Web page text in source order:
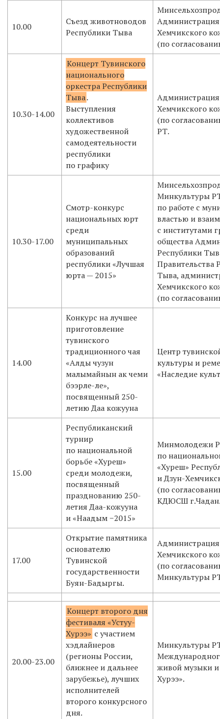
10.00
Съезд животноводов
Республики Тыва
Хемчикского
(по
10.30-14.00
Концерт Тувинского
национального
оркестра Республики
Тыва.
Выступления
коллективов
художественной
самодеятельности
республики
по графику
Хемчикского
(по
РТ.
10.30-17.00
Смотр-конкурс
национальных юрт
среди
муниципальных
образований
республики «Лучшая
юрта — 2015»
Минкультуры
по работе с
властью и
с институтами
общества
Республики
Правительства
Тыва,
Хемчикского
(по
14.00
Конкурс на лучшее
приготовление
тувинского
традиционного чая
«Алды чузун
малымайнын ак чеми
бээрле-ле»,
посвященный 250-
летию Даа кожууна
Центр
культуры и
«Наследие
15.00
Республиканский
турнир
по национальной
борьбе «Хуреш»
среди молодежи,
посвященный
празднованию 250-
летия Даа-кожууна
и «Наадым −2015»
Минмолодежи
по
«Хуреш»
и Дзун-
(по
КДЮСШ
17.00
Открытие памятника
основателю
Тувинской
государственности
Буян-Бадыргы.
Хемчикского
(по
Минкультуры
20.00-23.00
Концерт второго дня
фестиваля «Устуу-
Хурээ» с участием
хэдлайнеров
(регионы России,
ближнее и дальнее
зарубежье), лучших
исполнителей
второго конкурсного
дня.
Минкультуры
живой музыки и
Хурээ».